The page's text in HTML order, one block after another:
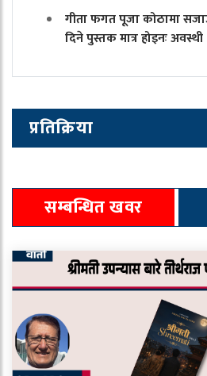
गीता फगत पूजा कोठामा
दिने पुस्तक मात्र होइनः अवस्थी
प्रतिक्रिया
सम्बन्धित खवर